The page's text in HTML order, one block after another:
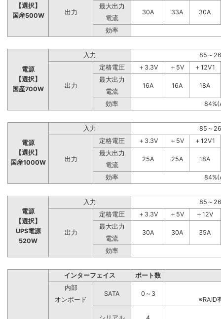
【選択】
国産500W
出力
最大出力
30A
33A
30A
電流
効率
電源
【選択】
国産700W
入力 85～
出力
定格電圧 ＋3.3V ＋5V
＋12V1
最大出力
16A
16A
18A
電流
効率
電源
【選択】
国産1000W
入力 85～
出力
定格電圧 ＋3.3V ＋5V
＋12V1
最大出力
25A
25A
18A
電流
効率
電源
【選択】
UPS電源
520W
入力 85～
出力
定格電圧 ＋3.3V ＋5V
＋12V
最大出力
30A
30A
35A
電流
効率
インターフェイス
ポート数
内部
SATA
0～3
オンボード
※RAID